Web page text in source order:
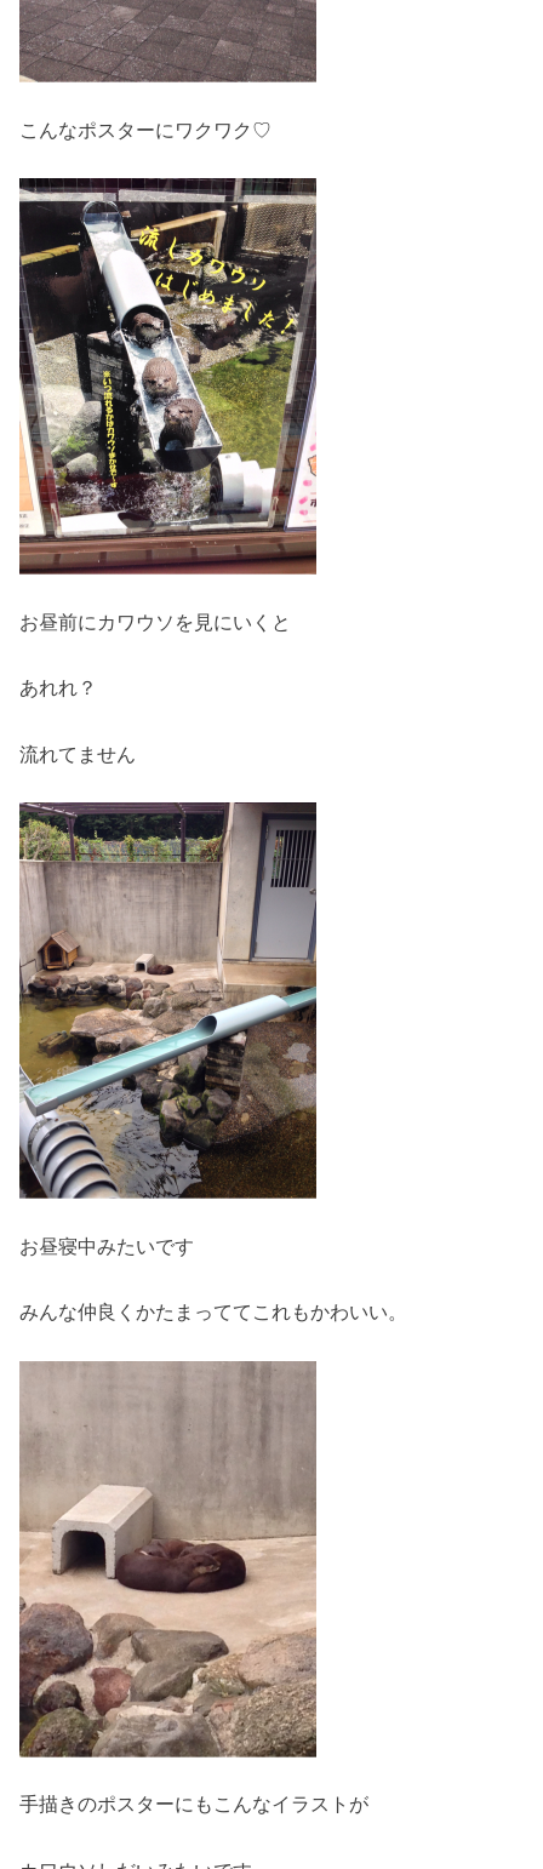
こんなポスターにワクワク♡
お昼前にカワウソを見にいくと
あれれ？
流れてません
お昼寝中みたいです
みんな仲良くかたまっててこれもかわいい。
手描きのポスターにもこんなイラストが